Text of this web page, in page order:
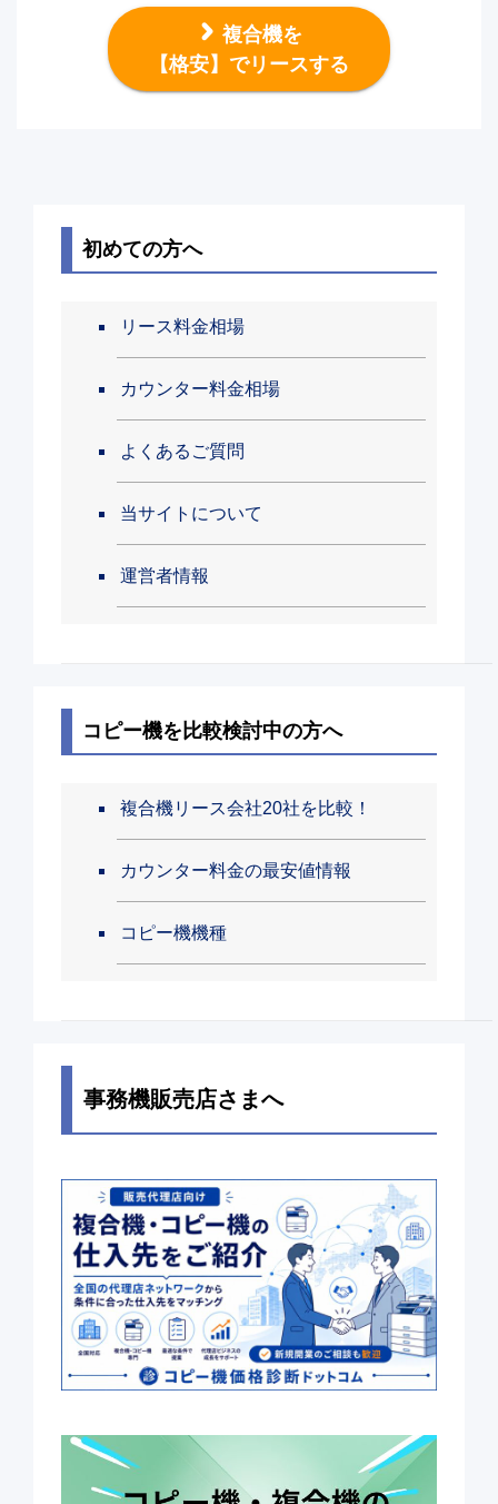
複合機を
【格安】でリースする
初めての方へ
リース料金相場
カウンター料金相場
よくあるご質問
当サイトについて
運営者情報
コピー機を比較検討中の方へ
複合機リース会社20社を比較！
カウンター料金の最安値情報
コピー機機種
事務機販売店さまへ